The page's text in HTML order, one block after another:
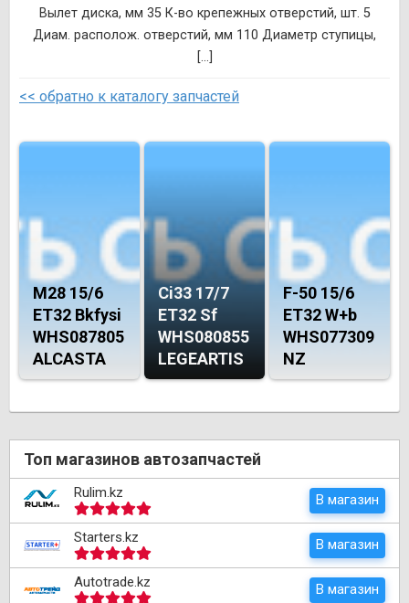
Вылет диска, мм 35 К-во крепежных отверстий, шт. 5
Диам. располож. отверстий, мм 110 Диаметр ступицы,
[...]
<< обратно к каталогу запчастей
M28 15/6
ET32 Bkfysi
WHS087805
ALCASTA
Ci33 17/7
ET32 Sf
WHS080855
LEGEARTIS
F-50 15/6
ET32 W+b
WHS077309
NZ
Топ магазинов автозапчастей
Rulim.kz В магазин
Starters.kz В магазин
Autotrade.kz В магазин